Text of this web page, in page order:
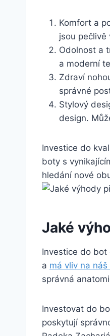
Komfort a
jsou⁣ pečlivě
Odolnost a
a moderní
Zdraví
správné
Stylový
design.
Investice ‍do
boty⁤ s
hledání nové
Jaké
Investice do bot
a má⁢ vliv na
správná
Investovat do
poskytují​